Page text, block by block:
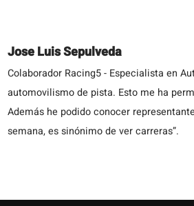
Jose Luis Sepulveda
Colaborador Racing5 - Especialista en
automovilismo de pista. Esto me ha
Además he podido conocer
semana, es sinónimo de ver carreras”.